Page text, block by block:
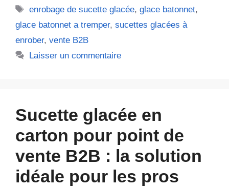
Étiquettes
enrobage de sucette glacée,glace batonnet,
glace batonnet a tremper, sucettes glacées à
enrober, vente B2B
Laisser un commentaire
Sucette glacée en
carton pour point de
vente B2B : la solution
idéale pour les pros